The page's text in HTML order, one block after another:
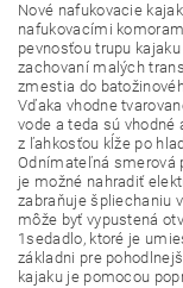
Nové nafukovacie
nafukovacími
pevnosťou trupu
zachovaní malých
zmestia do
Vďaka vhodne
vode a teda sú vhodné
z ľahkosťou kĺže po
Odnímateľná smerová
je možné nahradiť
zabraňuje špliechaniu
môže byť vypustená
1sedadlo, ktoré je
základni pre
kajaku je pomocou